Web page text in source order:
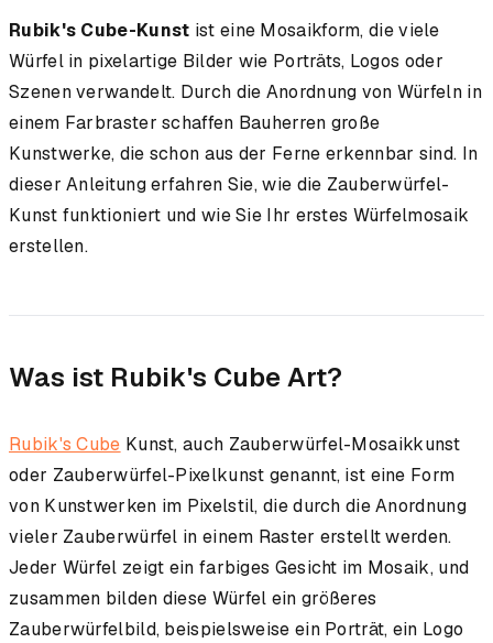
Rubik's Cube-Kunst ist eine Mosaikform, die viele
Würfel in pixelartige Bilder wie Porträts, Logos oder
Szenen verwandelt. Durch die Anordnung von Würfeln in
einem Farbraster schaffen Bauherren große
Kunstwerke, die schon aus der Ferne erkennbar sind. In
dieser Anleitung erfahren Sie, wie die Zauberwürfel-
Kunst funktioniert und wie Sie Ihr erstes Würfelmosaik
erstellen.
Was ist Rubik's Cube Art?
Rubik's Cube Kunst, auch Zauberwürfel-Mosaikkunst
oder Zauberwürfel-Pixelkunst genannt, ist eine Form
von Kunstwerken im Pixelstil, die durch die Anordnung
vieler Zauberwürfel in einem Raster erstellt werden.
Jeder Würfel zeigt ein farbiges Gesicht im Mosaik, und
zusammen bilden diese Würfel ein größeres
Zauberwürfelbild, beispielsweise ein Porträt, ein Logo